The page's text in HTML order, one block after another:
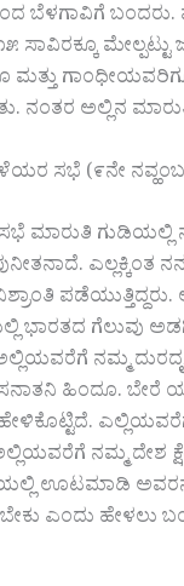
ಬೆಳಗಾವಿಗೆ
ನಂತರ ಅಲ್ಲಿನ
ಸಭೆ (೯ನೇ
ಗುಡಿಯಲ್ಲಿ
ಭಾರತದ ಗೆಲುವು
ನಮ್ಮ
ಸನಾತನಿ ಹಿಂದೂ.
ನಮ್ಮ ದೇಶ
ಊಟಮಾಡಿ
ಎಂದು ಹೇಳಲು